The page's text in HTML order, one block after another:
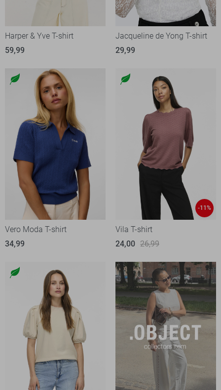
Harper & Yve T-shirt
59,99
Jacqueline de Yong T-shirt
29,99
Vero Moda T-shirt
34,99
-11%
Vila T-shirt
24,00 26,99